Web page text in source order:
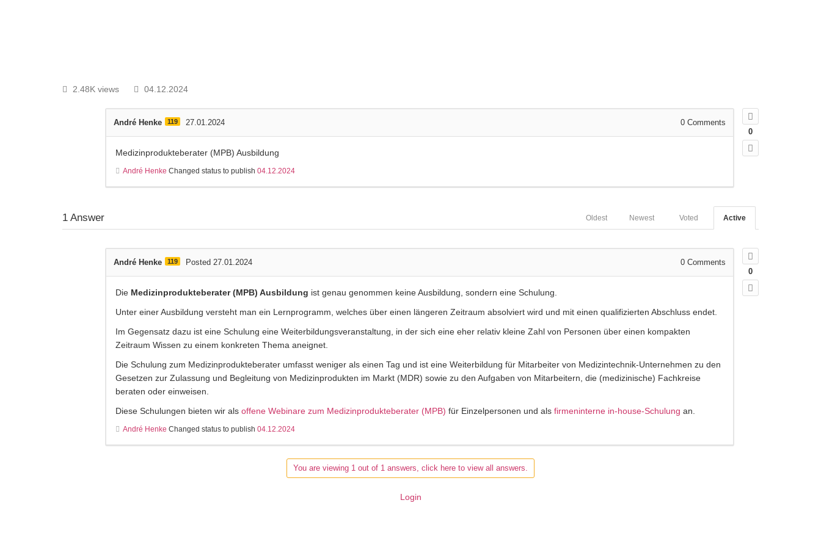
2.48K views 04.12.2024
0
André Henke 119 27.01.2024 0 Comments
Medizinprodukteberater (MPB) Ausbildung
André Henke Changed status to publish 04.12.2024
1 Answer Active
Voted
Newest
Oldest
0
André Henke 119 Posted 27.01.2024 0 Comments
Die Medizinprodukteberater (MPB) Ausbildung ist genau genommen keine Ausbildung, sondern eine Schulung.
Unter einer Ausbildung versteht man ein Lernprogramm, welches über einen längeren Zeitraum absolviert wird und mit einen qualifizierten Abschluss endet.
Im Gegensatz dazu ist eine Schulung eine Weiterbildungsveranstaltung, in der sich eine eher relativ kleine Zahl von Personen über einen kompakten
Zeitraum Wissen zu einem konkreten Thema aneignet.
Die Schulung zum Medizinprodukteberater umfasst weniger als einen Tag und ist eine Weiterbildung für Mitarbeiter von Medizintechnik-Unternehmen zu den
Gesetzen zur Zulassung und Begleitung von Medizinprodukten im Markt (MDR) sowie zu den Aufgaben von Mitarbeitern, die (medizinische) Fachkreise
beraten oder einweisen.
Diese Schulungen bieten wir als offene Webinare zum Medizinprodukteberater (MPB) für Einzelpersonen und als firmeninterne in-house-Schulung an.
André Henke Changed status to publish 04.12.2024
You are viewing 1 out of 1 answers, click here to view all answers.
Login